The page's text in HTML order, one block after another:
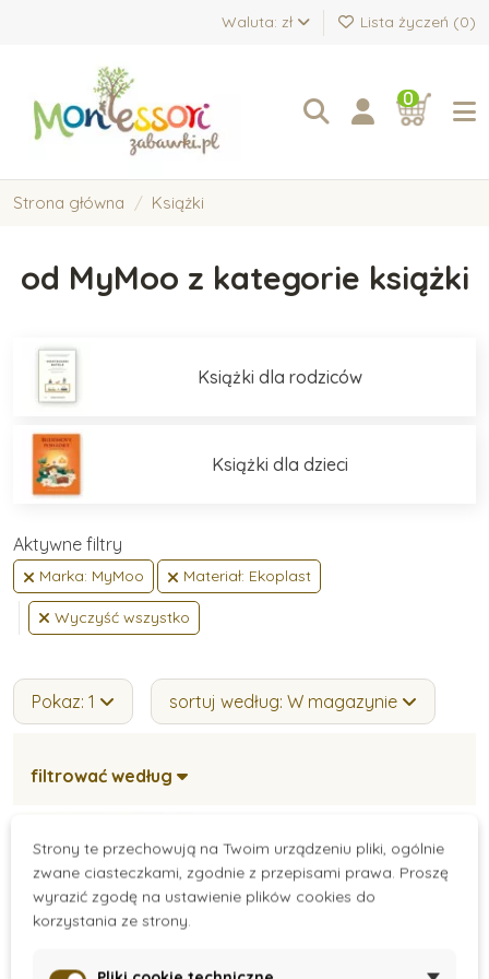
Waluta: zł Lista życzeń (0)
0
Strona główna Książki
od MyMoo z kategorie książki
Książki dla rodziców
Książki dla dzieci
Aktywne filtry
Marka: MyMoo Materiał: Ekoplast
Wyczyść wszystko
Pokaz: 1 sortuj według: W magazynie
filtrować według
Strony te przechowują na Twoim urządzeniu pliki, ogólnie
zwane ciasteczkami, zgodnie z przepisami prawa. Proszę
wyrazić zgodę na ustawienie plików cookies do
korzystania ze strony.